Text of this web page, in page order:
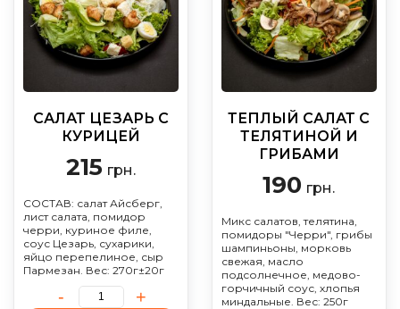
САЛАТ ЦЕЗАРЬ С
КУРИЦЕЙ
215 грн.
СОСТАВ: салат Айсберг,
лист салата, помидор
черри, куриное филе,
соус Цезарь, сухарики,
яйцо перепелиное, сыр
Пармезан. Вес: 270г±20г
ТЕПЛЫЙ САЛАТ С
ТЕЛЯТИНОЙ И
ГРИБАМИ
190 грн.
Микс салатов, телятина,
помидоры "Черри", грибы
шампиньоны, морковь
свежая, масло
подсолнечное, медово-
горчичный соус, хлопья
миндальные. Вес: 250г